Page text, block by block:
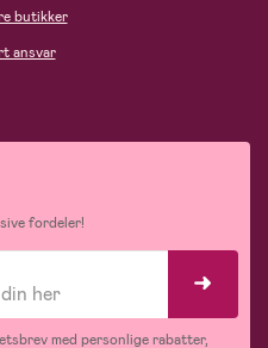
butikker
ansvar
fordeler!
med personlige rabatter,